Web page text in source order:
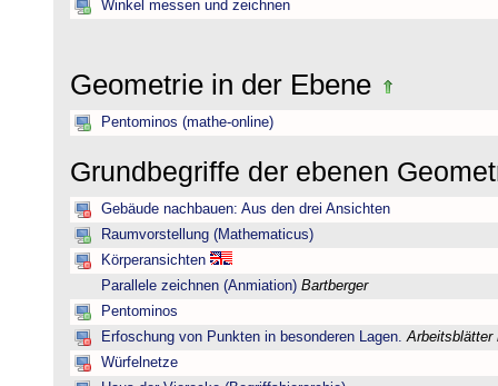
Winkel messen und zeichnen
Geometrie in der Ebene
Pentominos (mathe-online)
Grundbegriffe der ebenen
Gebäude nachbauen: Aus den drei Ansichten
Raumvorstellung (Mathematicus)
Körperansichten
Parallele zeichnen (Anmiation) Bartberger
Pentominos
Erfoschung von Punkten in besonderen Lagen. Arbeitsblätter
Würfelnetze